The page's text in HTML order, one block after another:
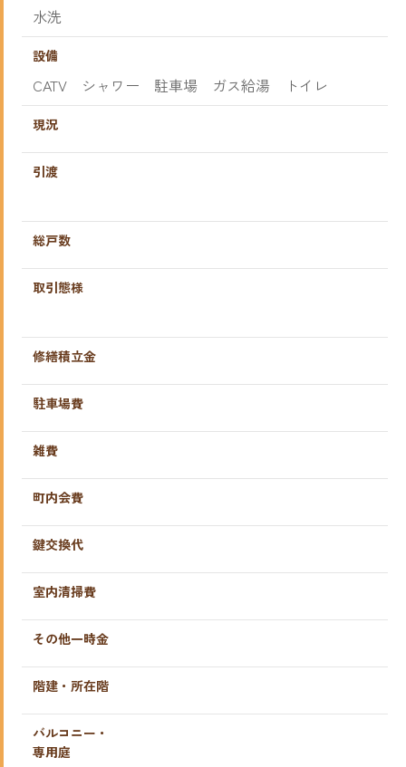
水洗
設備
CATV シャワー 駐車場 ガス給湯 トイレ
現況
引渡
総戸数
取引態様
修繕積立金
駐車場費
雑費
町内会費
鍵交換代
室内清掃費
その他一時金
階建・所在階
バルコニー・
専用庭